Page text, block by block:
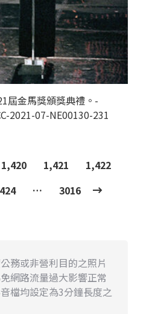
屆金馬獎頒獎典禮。-
2021-07-NE00130-231
1,420 1,421
1,422
… 3016
務或非營利目的之照片
網路流量過大影響正常
檔均設定為3分鐘長度之